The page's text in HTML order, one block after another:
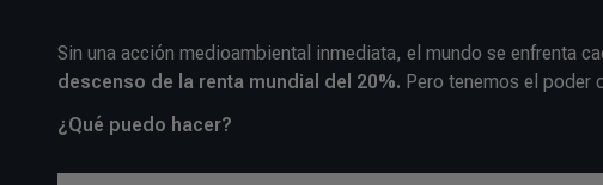
Sin una acción medioambiental inmediata, el mundo se enfrenta
descenso de la renta mundial del 20%. Pero tenemos el poder
¿Qué puedo hacer?